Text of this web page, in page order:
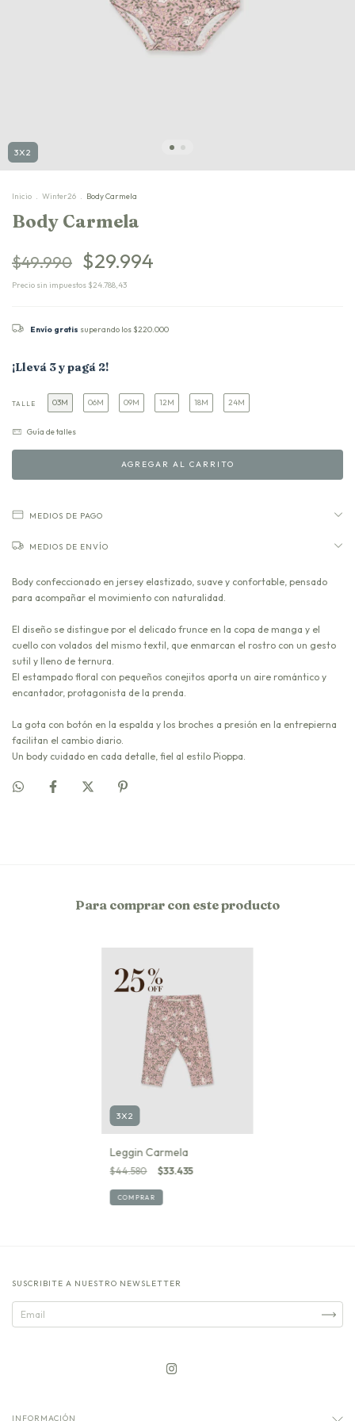
3X2
Inicio Winter26 Body Carmela
Body Carmela
$49.990 $29.994
Precio sin impuestos $24.788,43
Envío gratis superando los $220.000
¡Llevá 3 y pagá 2!
TALLE 03M 06M 09M 12M 18M 24M
Guía de talles
MEDIOS DE PAGO
MEDIOS DE ENVÍO
Body confeccionado en jersey elastizado, suave y confortable, pensado
para acompañar el movimiento con naturalidad.
El diseño se distingue por el delicado frunce en la copa de manga y el
cuello con volados del mismo textil, que enmarcan el rostro con un gesto
sutil y lleno de ternura.
El estampado floral con pequeños conejitos aporta un aire romántico y
encantador, protagonista de la prenda.
La gota con botón en la espalda y los broches a presión en la entrepierna
facilitan el cambio diario.
Un body cuidado en cada detalle, fiel al estilo Pioppa.
Para comprar con este producto
3X2
Leggin Carmela
$44.580 $33.435
COMPRAR
SUSCRIBITE A NUESTRO NEWSLETTER
INFORMACIÓN